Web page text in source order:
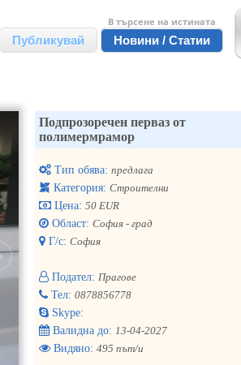
Публикувай
В търсене на истината
Новини / Статии
Подпрозоречен перваз от
полимермрамор
Тип обява: предлага
Категория: Строителни
Цена: 50 EUR
Област: София - град
Г/с: София
Подател: Прагове
Тел: 0878856778
Skype:
Валидна до: 13-04-2027
Видяно: 495 път/и